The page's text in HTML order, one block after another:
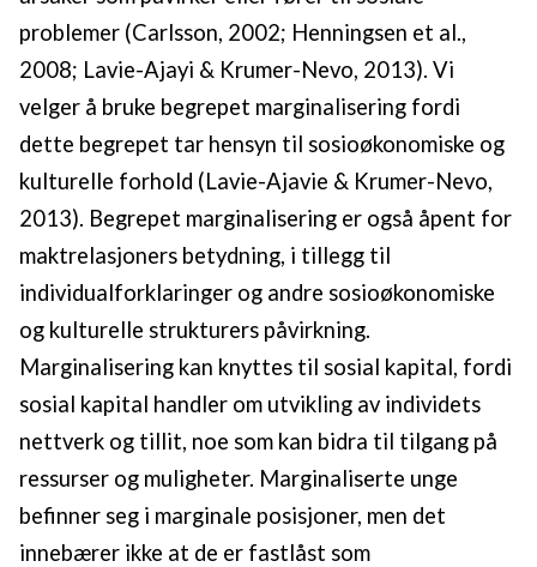
problemer (Carlsson, 2002; Henningsen et al.,
2008; Lavie-Ajayi & Krumer-Nevo, 2013). Vi
velger å bruke begrepet marginalisering fordi
dette begrepet tar hensyn til sosioøkonomiske og
kulturelle forhold (Lavie-Ajavie & Krumer-Nevo,
2013). Begrepet marginalisering er også åpent for
maktrelasjoners betydning, i tillegg til
individualforklaringer og andre sosioøkonomiske
og kulturelle strukturers påvirkning.
Marginalisering kan knyttes til sosial kapital, fordi
sosial kapital handler om utvikling av individets
nettverk og tillit, noe som kan bidra til tilgang på
ressurser og muligheter. Marginaliserte unge
befinner seg i marginale posisjoner, men det
innebærer ikke at de er fastlåst som